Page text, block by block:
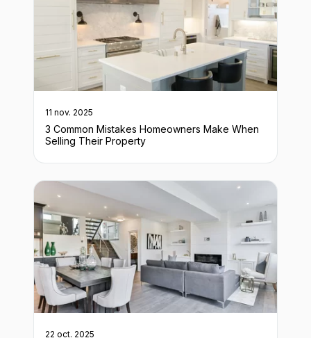
11 nov. 2025
3 Common Mistakes Homeowners Make When
Selling Their Property
22 oct. 2025